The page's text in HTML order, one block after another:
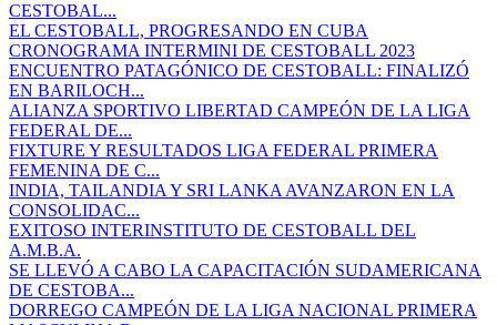
CESTOBAL...
EL CESTOBALL, PROGRESANDO EN CUBA
CRONOGRAMA INTERMINI DE CESTOBALL 2023
ENCUENTRO PATAGÓNICO DE CESTOBALL: FINALIZÓ
EN BARILOCH...
ALIANZA SPORTIVO LIBERTAD CAMPEÓN DE LA LIGA
FEDERAL DE...
FIXTURE Y RESULTADOS LIGA FEDERAL PRIMERA
FEMENINA DE C...
INDIA, TAILANDIA Y SRI LANKA AVANZARON EN LA
CONSOLIDAC...
EXITOSO INTERINSTITUTO DE CESTOBALL DEL
A.M.B.A.
SE LLEVÓ A CABO LA CAPACITACIÓN SUDAMERICANA
DE CESTOBA...
DORREGO CAMPEÓN DE LA LIGA NACIONAL PRIMERA